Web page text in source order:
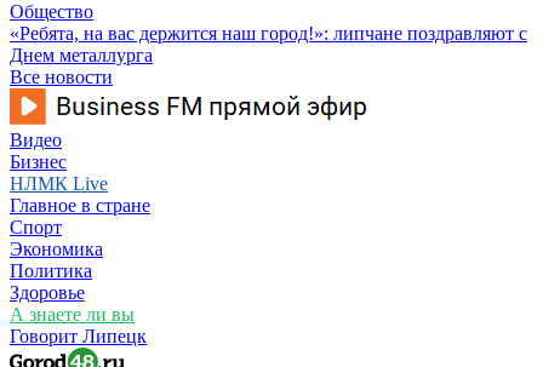
Общество
«Ребята, на вас держится наш город!»: липчане поздравляют с
Днем металлурга
Все новости
Видео
Бизнес
НЛМК Live
Главное в стране
Спорт
Экономика
Политика
Здоровье
А знаете ли вы
Говорит Липецк